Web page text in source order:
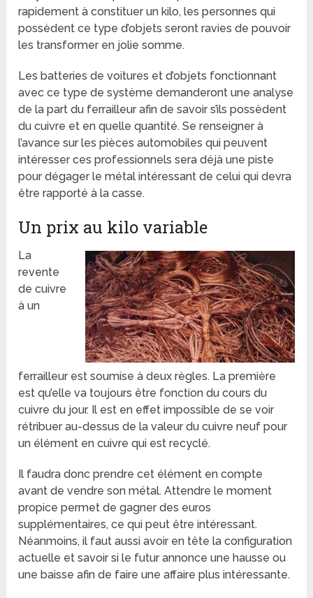
rapidement à constituer un kilo, les personnes qui
possèdent ce type d’objets seront ravies de pouvoir
les transformer en jolie somme.
Les batteries de voitures et d’objets fonctionnant
avec ce type de système demanderont une analyse
de la part du ferrailleur afin de savoir s’ils possèdent
du cuivre et en quelle quantité. Se renseigner à
l’avance sur les pièces automobiles qui peuvent
intéresser ces professionnels sera déjà une piste
pour dégager le métal intéressant de celui qui devra
être rapporté à la casse.
Un prix au kilo variable
La
revente
de cuivre
à un
ferrailleur est soumise à deux règles. La première
est qu’elle va toujours être fonction du cours du
cuivre du jour. Il est en effet impossible de se voir
rétribuer au-dessus de la valeur du cuivre neuf pour
un élément en cuivre qui est recyclé.
Il faudra donc prendre cet élément en compte
avant de vendre son métal. Attendre le moment
propice permet de gagner des euros
supplémentaires, ce qui peut être intéressant.
Néanmoins, il faut aussi avoir en tête la configuration
actuelle et savoir si le futur annonce une hausse ou
une baisse afin de faire une affaire plus intéressante.